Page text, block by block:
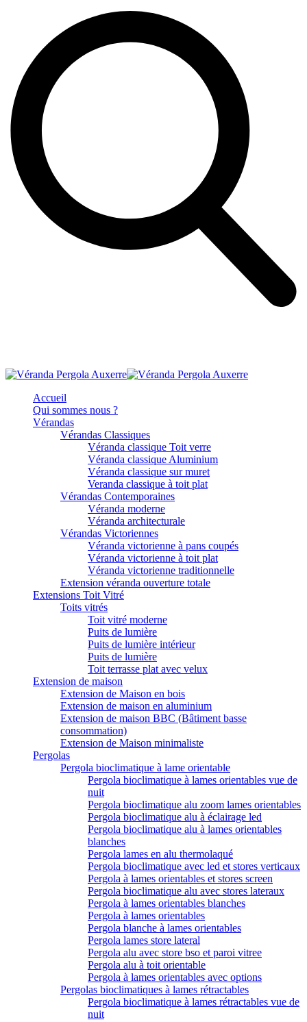
Accueil
Qui sommes nous ?
Vérandas
Vérandas Classiques
Véranda classique Toit verre
Véranda classique Aluminium
Véranda classique sur muret
Veranda classique à toit plat
Vérandas Contemporaines
Véranda moderne
Véranda architecturale
Vérandas Victoriennes
Véranda victorienne à pans coupés
Véranda victorienne à toit plat
Véranda victorienne traditionnelle
Extension véranda ouverture totale
Extensions Toit Vitré
Toits vitrés
Toit vitré moderne
Puits de lumière
Puits de lumière intérieur
Puits de lumière
Toit terrasse plat avec velux
Extension de maison
Extension de Maison en bois
Extension de maison en aluminium
Extension de maison BBC (Bâtiment basse
consommation)
Extension de Maison minimaliste
Pergolas
Pergola bioclimatique à lame orientable
Pergola bioclimatique à lames orientables vue de
nuit
Pergola bioclimatique alu zoom lames orientables
Pergola bioclimatique alu à éclairage led
Pergola bioclimatique alu à lames orientables
blanches
Pergola lames en alu thermolaqué
Pergola bioclimatique avec led et stores verticaux
Pergola à lames orientables et stores screen
Pergola bioclimatique alu avec stores lateraux
Pergola à lames orientables blanches
Pergola à lames orientables
Pergola blanche à lames orientables
Pergola lames store lateral
Pergola alu avec store bso et paroi vitree
Pergola alu à toit orientable
Pergola à lames orientables avec options
Pergolas bioclimatiques à lames rétractables
Pergola bioclimatique à lames rétractables vue de
nuit